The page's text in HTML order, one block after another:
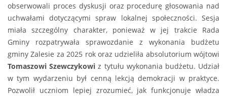
obserwowali proces dyskusji oraz procedurę głosowania nad
uchwałami dotyczącymi spraw lokalnej społeczności. Sesja
miała szczególny charakter, ponieważ w jej trakcie Rada
Gminy rozpatrywała sprawozdanie z wykonania budżetu
gminy Zalesie za 2025 rok oraz udzieliła absolutorium wójtowi
Tomaszowi Szewczykowi z tytułu wykonania budżetu. Udział
w tym wydarzeniu był cenną lekcją demokracji w praktyce.
Pozwolił uczniom lepiej zrozumieć, jak funkcjonuje władza